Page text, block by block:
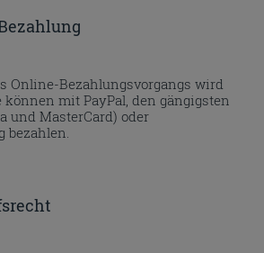
Online-Bezahlungsvorgangs wird
können mit PayPal, den gängigsten
und MasterCard) oder
bezahlen.